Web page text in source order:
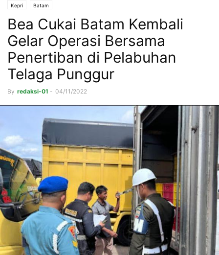
Kepri Batam
Bea Cukai Batam Kembali
Gelar Operasi Bersama
Penertiban di Pelabuhan
Telaga Punggur
By redaksi-01 - 04/11/2022